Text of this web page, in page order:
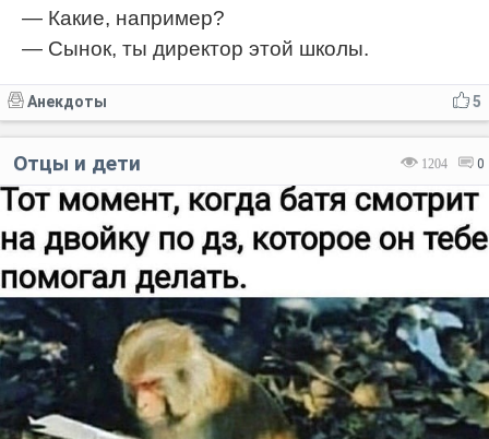
— Какие, например?
— Сынок, ты директор этой школы.
5
Анекдоты
1204 0
Отцы и дети